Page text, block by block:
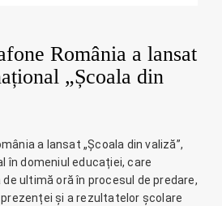
România a lansat
„Școala din
a lansat „Școala din valiză”,
în domeniul educației, care
ultimă oră în procesul de predare,
și a rezultatelor școlare